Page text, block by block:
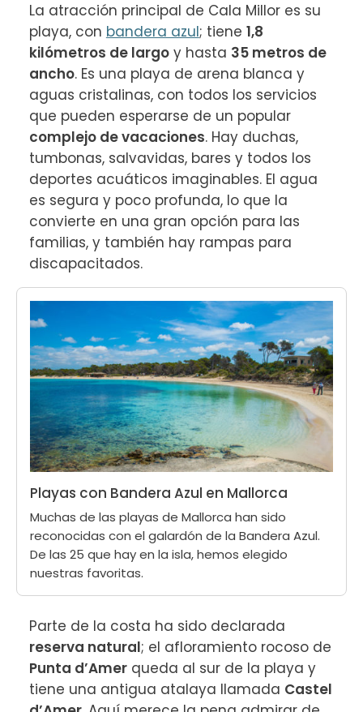
La atracción principal de Cala Millor es su
playa, con bandera azul; tiene 1,8
kilómetros de largo y hasta 35 metros de
ancho. Es una playa de arena blanca y
aguas cristalinas, con todos los servicios
que pueden esperarse de un popular
complejo de vacaciones. Hay duchas,
tumbonas, salvavidas, bares y todos los
deportes acuáticos imaginables. El agua
es segura y poco profunda, lo que la
convierte en una gran opción para las
familias, y también hay rampas para
discapacitados.
Playas con Bandera Azul en Mallorca
Muchas de las playas de Mallorca han sido
reconocidas con el galardón de la Bandera Azul.
De las 25 que hay en la isla, hemos elegido
nuestras favoritas.
reserva natural
Punta d’Amer queda al sur de la playa y
tiene una antigua atalaya llamada Castel